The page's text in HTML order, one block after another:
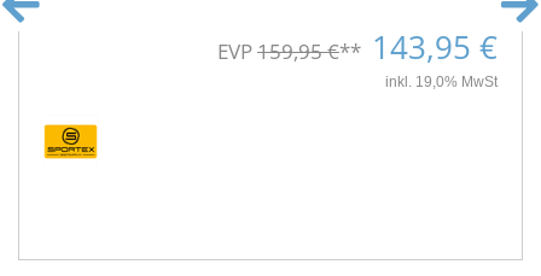
EVP159,95 €** 143,95 €
inkl. 19,0% MwSt